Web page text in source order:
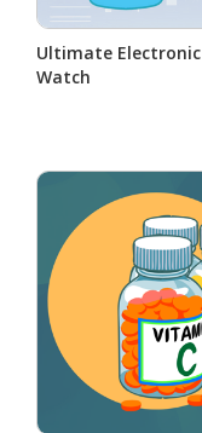
Ultimate Electronic
Watch